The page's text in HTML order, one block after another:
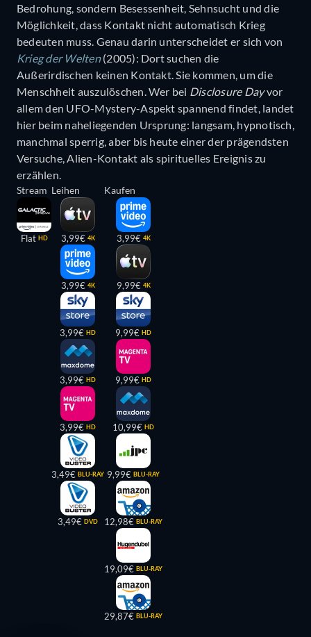
Bedrohung, sondern Besessenheit, Sehnsucht und die
Möglichkeit, dass Kontakt nicht automatisch Krieg
bedeuten muss. Genau darin unterscheidet er sich von
Krieg der Welten(2005): Dort suchen die
Außerirdischen keinen Kontakt. Sie kommen, um die
Menschheit auszulöschen. Wer bei Disclosure Dayvor
allem den UFO-Mystery-Aspekt spannend findet, landet
hier beim naheliegenden Ursprung: langsam, hypnotisch,
manchmal sperrig, aber bis heute einer der prägendsten
Versuche, Alien-Kontakt als spirituelles Ereignis zu
erzählen.
Stream
Flat HD
Leihen
3,99€ 4K
3,99€ 4K
3,99€ HD
3,99€ HD
3,99€ HD
3,49€ BLU-RAY
3,49€ DVD
Kaufen
3,99€ 4K
9,99€ 4K
9,99€ HD
9,99€ HD
10,99€ HD
9,99€ BLU-RAY
12,98€ BLU-RAY
19,09€ BLU-RAY
29,87€ BLU-RAY